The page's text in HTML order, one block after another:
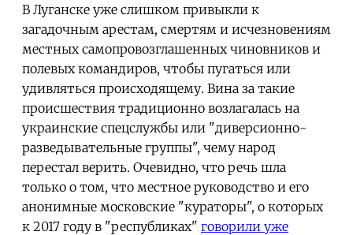
В Луганске уже слишком привыкли к
загадочным арестам, смертям и исчезновениям
местных самопровозглашенных чиновников и
полевых командиров, чтобы пугаться или
удивляться происходящему. Вина за такие
происшествия традиционно возлагалась на
украинские спецслужбы или "диверсионно-
разведывательные группы", чему народ
перестал верить. Очевидно, что речь шла
только о том, что местное руководство и его
анонимные московские "кураторы", о которых
к 2017 году в "республиках" говорили уже